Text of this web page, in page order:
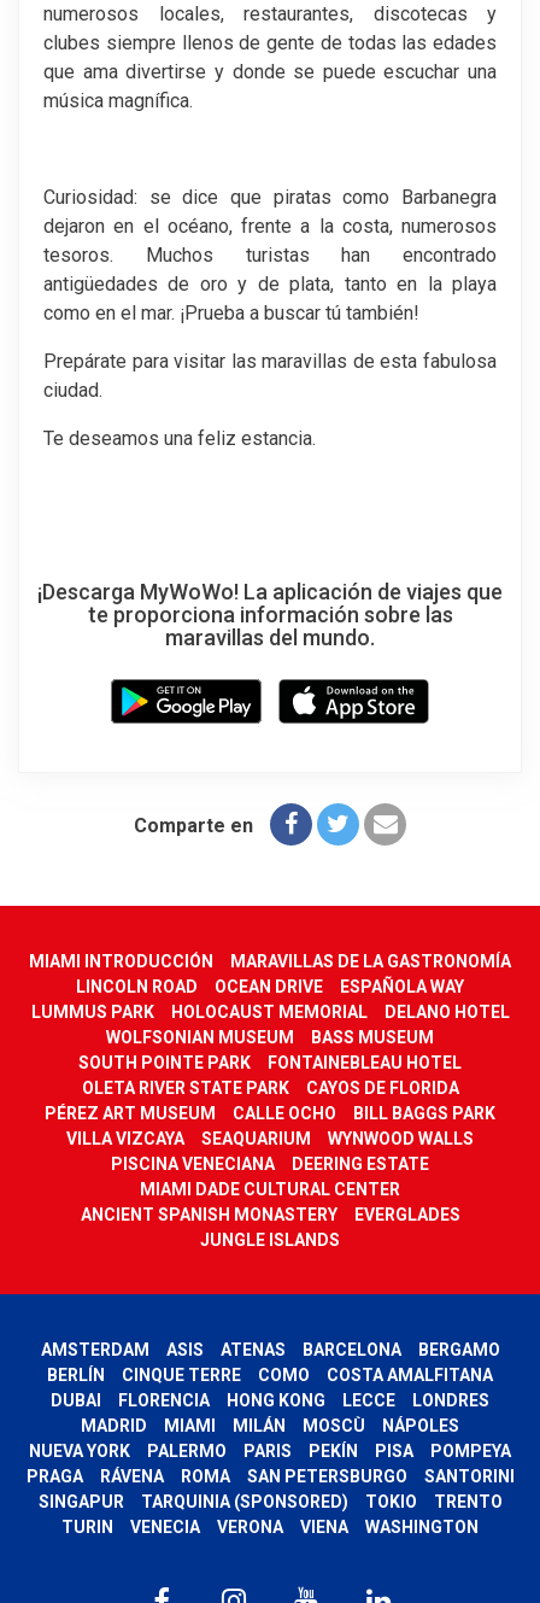
numerosos locales, restaurantes, discotecas y
clubes siempre llenos de gente de todas las edades
que ama divertirse y donde se puede escuchar una
música magnífica.
Curiosidad: se dice que piratas como Barbanegra
dejaron en el océano, frente a la costa, numerosos
tesoros. Muchos turistas han encontrado
antigüedades de oro y de plata, tanto en la playa
como en el mar. ¡Prueba a buscar tú también!
Prepárate para visitar las maravillas de esta fabulosa
ciudad.
Te deseamos una feliz estancia.
¡Descarga MyWoWo! La aplicación de viajes que
te proporciona información sobre las
maravillas del mundo.
Comparte en
MIAMI INTRODUCCIÓN
MARAVILLAS DE LA GASTRONOMÍA
LINCOLN ROAD
OCEAN DRIVE
ESPAÑOLA WAY
LUMMUS PARK
HOLOCAUST MEMORIAL
DELANO HOTEL
WOLFSONIAN MUSEUM
BASS MUSEUM
SOUTH POINTE PARK
FONTAINEBLEAU HOTEL
OLETA RIVER STATE PARK
CAYOS DE FLORIDA
PÉREZ ART MUSEUM
CALLE OCHO
BILL BAGGS PARK
VILLA VIZCAYA
SEAQUARIUM
WYNWOOD WALLS
PISCINA VENECIANA
DEERING ESTATE
MIAMI DADE CULTURAL CENTER
ANCIENT SPANISH MONASTERY
EVERGLADES
JUNGLE ISLANDS
AMSTERDAM ASIS ATENAS BARCELONA
BERGAMO
BERLÍN
CINQUE TERRE COMO
COSTA AMALFITANA
DUBAI
FLORENCIA HONG KONG LECCE
LONDRES
MADRID
MIAMI MILÁN MOSCÙ
NÁPOLES
NUEVA YORK
PALERMO PARIS PEKÍN PISA
POMPEYA
PRAGA
RÁVENA ROMA SAN PETERSBURGO
SANTORINI
SINGAPUR
TARQUINIA (SPONSORED) TOKIO
TRENTO
TURIN
VENECIA VERONA VIENA WASHINGTON